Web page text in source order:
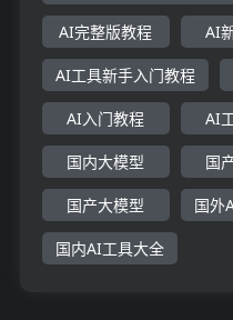
AI完整版教程 AI
AI工具新手入门教程
AI入门教程 AI
国内大模型 国
国产大模型 国外
国内AI工具大全